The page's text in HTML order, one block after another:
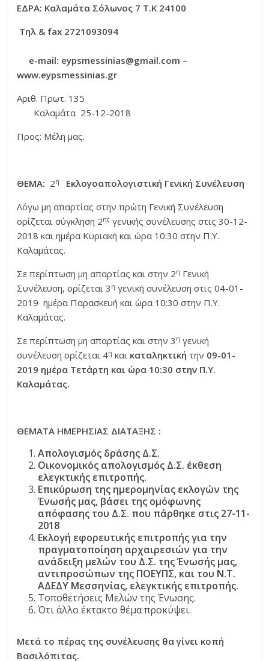
ΕΔΡΑ: Καλαμάτα Σόλωνος 7 Τ.Κ 24100
Τηλ & fax 2721093094
e-mail: eypsmessinias@gmail.com –
www.eypsmessinias.gr
Αριθ. Πρωτ. 135
Καλαμάτα 25-12-2018
Προς: Μέλη μας.
ΘΕΜΑ: 2η
Εκλογοαπολογιστική Γενική Συνέλευση
Λόγω μη απαρτίας στην πρώτη Γενική Συνέλευση
ορίζεται σύγκληση 2ης γενικής συνέλευσης στις 30-12-
2018 και ημέρα Κυριακή και ώρα 10:30 στην Π.Υ.
Καλαμάτας.
Σε περίπτωση μη απαρτίας και στην 2η Γενική
Συνέλευση, ορίζεται 3 η γενική συνέλευση στις 04-01-
2019 ημέρα Παρασκευή και ώρα 10:30 στην Π.Υ.
Καλαμάτας.
Σε περίπτωση μη απαρτίας και στην 3 η γενική
συνέλευση ορίζεται 4η και καταληκτική την 09-01-
2019 ημέρα Τετάρτη και ώρα 10:30 στην Π.Υ.
Καλαμάτας.
ΘΕΜΑΤΑ ΗΜΕΡΗΣΙΑΣ ΔΙΑΤΑΞΗΣ :
Απολογισμός δράσης Δ.Σ.
Οικονομικός απολογισμός Δ.Σ. έκθεση
ελεγκτικής επιτροπής.
Επικύρωση της ημερομηνίας εκλογών της
Ένωσής μας, βάσει της ομόφωνης
απόφασης του Δ.Σ. που πάρθηκε στις 27-11-
2018
Εκλογή εφορευτικής επιτροπής για την
πραγματοποίηση αρχαιρεσιών για την
ανάδειξη μελών του Δ.Σ. της Ένωσής μας,
αντιπροσώπων της ΠΟΕΥΠΣ, και του Ν.Τ.
ΑΔΕΔΥ Μεσσηνίας, ελεγκτικής επιτροπής.
Τοποθετήσεις Μελών της Ένωσης.
Ότι άλλο έκτακτο θέμα προκύψει.
Μετά το πέρας της συνέλευσης θα γίνει κοπή
Βασιλόπιτας.